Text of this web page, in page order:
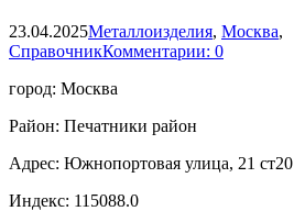
23.04.2025Металлоизделия, Москва,
СправочникКомментарии: 0
город: Москва
Район: Печатники район
Адрес: Южнопортовая улица, 21 ст20
Индекс: 115088.0